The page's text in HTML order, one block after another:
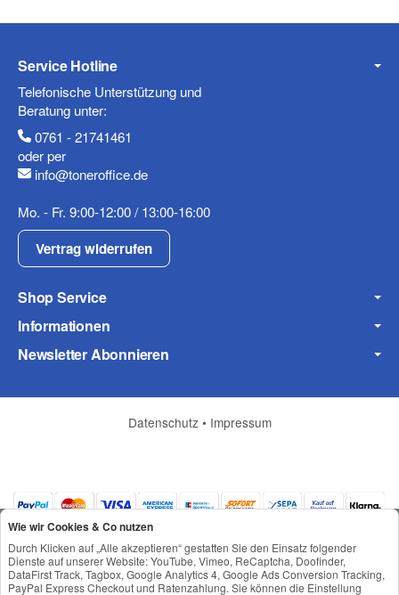
Telefon
Mobiltelefon
Fax
Service Hotline
Telefonische Unterstützung und
Beratung unter:
0761 - 21741461
oder per
info@toneroffice.de
Mo. - Fr. 9:00-12:00 / 13:00-16:00
Vertrag widerrufen
Shop Service
Informationen
Newsletter Abonnieren
Datenschutz • Impressum
Wie wir Cookies & Co nutzen
Durch Klicken auf „Alle akzeptieren“ gestatten Sie den Einsatz folgender
Dienste auf unserer Website: YouTube, Vimeo, ReCaptcha, Doofinder,
DataFirst Track, Tagbox, Google Analytics 4, Google Ads Conversion Tracking,
PayPal Express Checkout und Ratenzahlung. Sie können die Einstellung